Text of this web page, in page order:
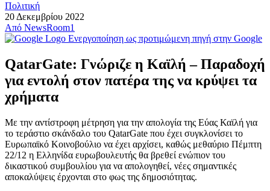
Πολιτική
20 Δεκεμβρίου 2022
Από NewsRoom1
Ενεργοποίηση ως προτιμώμενη πηγή στην Google
QatarGate: Γνώριζε η Καϊλή – Παραδοχή
για εντολή στον πατέρα της να κρύψει τα
χρήματα
Με την αντίστροφη μέτρηση για την απολογία της Εύας Καϊλή για
το τεράστιο σκάνδαλο του QatarGate που έχει συγκλονίσει το
Ευρωπαϊκό Κοινοβούλιο να έχει αρχίσει, καθώς μεθαύριο Πέμπτη
22/12 η Ελληνίδα ευρωβουλευτής θα βρεθεί ενώπιον του
δικαστικού συμβουλίου για να απολογηθεί, νέες σημαντικές
αποκαλύψεις έρχονται στο φως της δημοσιότητας.